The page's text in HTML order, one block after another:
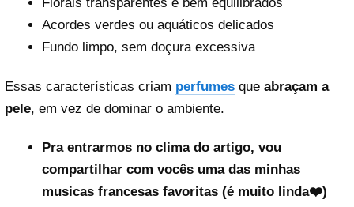
Florais transparentes e bem equilibrados
Acordes verdes ou aquáticos delicados
Fundo limpo, sem doçura excessiva
Essas características criam perfumes que abraçam a
pele, em vez de dominar o ambiente.
Pra entrarmos no clima do artigo, vou
compartilhar com vocês uma das minhas
musicas francesas favoritas (é muito linda❤️)